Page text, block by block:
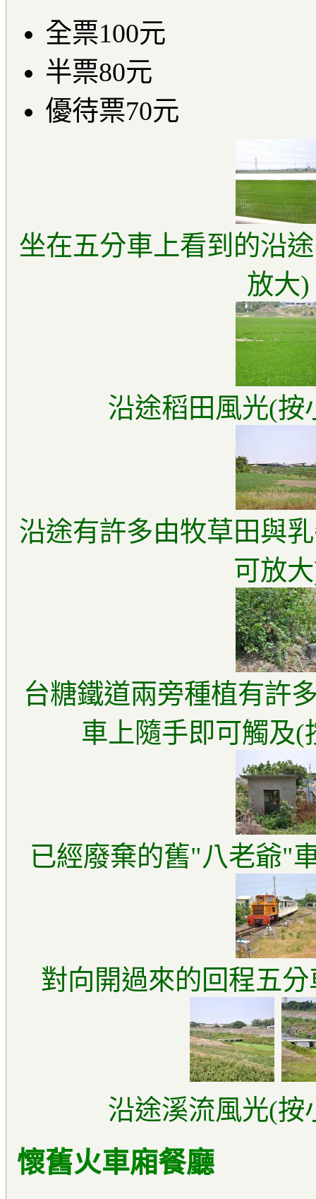
全票100元
半票80元
優待票70元
坐在五分車上看到的沿
放大)
沿途稻田風光(按
沿途有許多由牧草田與
可放
台糖鐵道兩旁種植有許
車上隨手即可觸及(
已經廢棄的舊"八老爺"
對向開過來的回程五
沿途溪流風光(按
懷舊火車廂餐廳